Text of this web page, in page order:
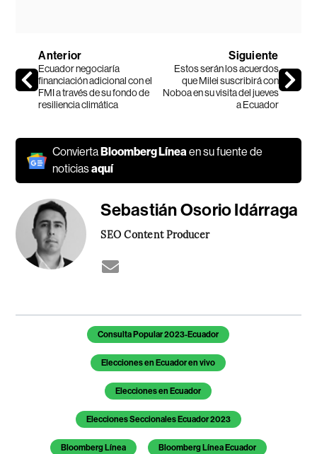
Anterior
Ecuador negociaría
financiación adicional con el
FMI a través de su fondo de
resiliencia climática
Siguiente
Estos serán los acuerdos
que Milei suscribirá con
Noboa en su visita del jueves
a Ecuador
Convierta Bloomberg Líneaen su fuente de
noticiasaquí
Sebastián Osorio Idárraga
SEO Content Producer
Temas de este artículoConsulta Popular 2023-Ecuador
Elecciones en Ecuador en vivo
Elecciones en Ecuador
Elecciones Seccionales Ecuador 2023
Bloomberg Línea Bloomberg Línea Ecuador